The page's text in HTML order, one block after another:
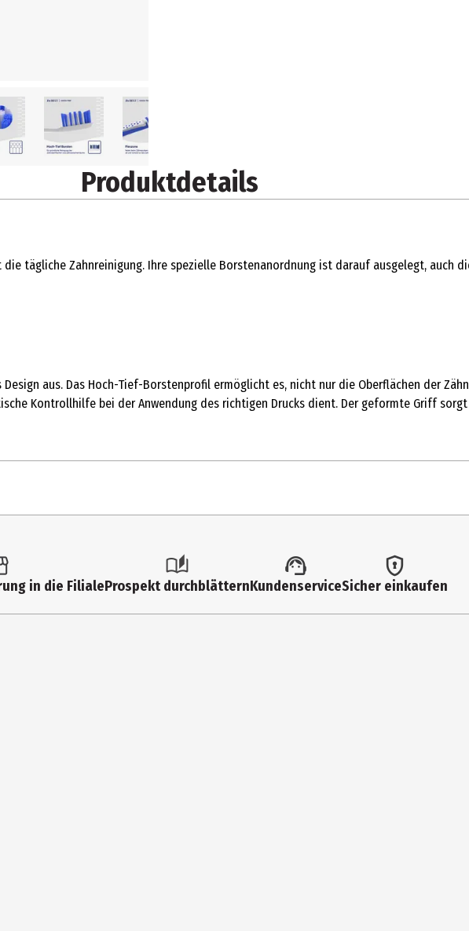
Produktdetails
tägliche Zahnreinigung. Ihre spezielle Borstenanordnung ist darauf ausgelegt, auch
aus. Das Hoch-Tief-Borstenprofil ermöglicht es, nicht nur die Oberflächen der
Kontrollhilfe bei der Anwendung des richtigen Drucks dient. Der geformte Griff
in die FilialeProspekt durchblätternKundenserviceSicher einkaufen